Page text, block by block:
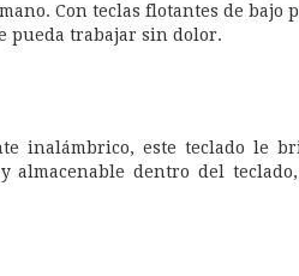
Con teclas flotantes de
pueda trabajar sin dolor.
inalámbrico, este teclado le
almacenable dentro del